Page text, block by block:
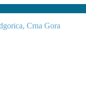
Crna Gora